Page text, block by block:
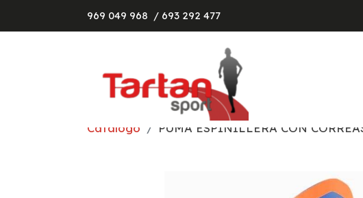
969 049 968 / 693 292 477
Catálogo PUMA ESPINILLERA CON